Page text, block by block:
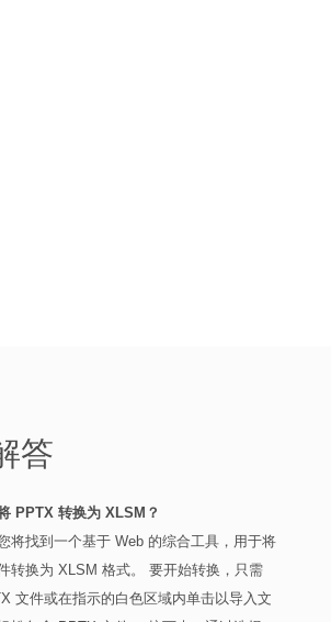
答
PPTX 转换为 XLSM？
将找到一个基于 Web 的综合工具，用于将
转换为 XLSM 格式。 要开始转换，只需
文件或在指示的白色区域内单击以导入文